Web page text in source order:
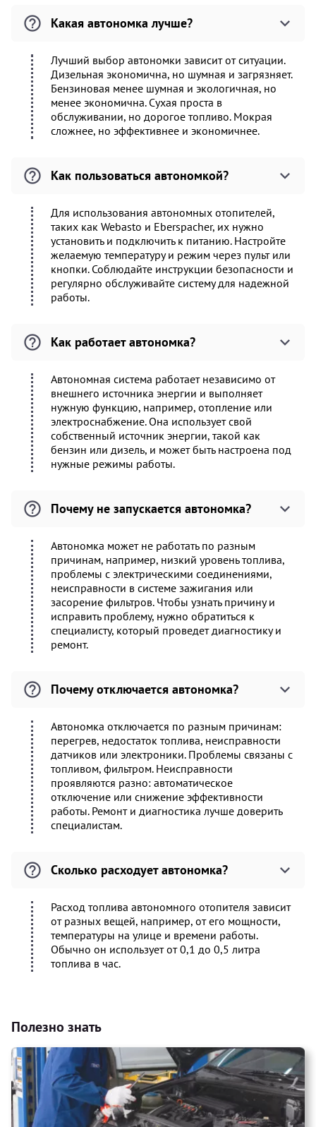
Какая автономка лучше?
Лучший выбор автономки зависит от ситуации.
Дизельная экономична, но шумная и загрязняет.
Бензиновая менее шумная и экологичная, но
менее экономична. Сухая проста в
обслуживании, но дорогое топливо. Мокрая
сложнее, но эффективнее и экономичнее.
Как пользоваться автономкой?
Для использования автономных отопителей,
таких как Webasto и Eberspacher, их нужно
установить и подключить к питанию. Настройте
желаемую температуру и режим через пульт или
кнопки. Соблюдайте инструкции безопасности и
регулярно обслуживайте систему для надежной
работы.
Как работает автономка?
Автономная система работает независимо от
внешнего источника энергии и выполняет
нужную функцию, например, отопление или
электроснабжение. Она использует свой
собственный источник энергии, такой как
бензин или дизель, и может быть настроена под
нужные режимы работы.
Почему не запускается автономка?
Автономка может не работать по разным
причинам, например, низкий уровень топлива,
проблемы с электрическими соединениями,
неисправности в системе зажигания или
засорение фильтров. Чтобы узнать причину и
исправить проблему, нужно обратиться к
специалисту, который проведет диагностику и
ремонт.
Почему отключается автономка?
Автономка отключается по разным причинам:
перегрев, недостаток топлива, неисправности
датчиков или электроники. Проблемы связаны с
топливом, фильтром. Неисправности
проявляются разно: автоматическое
отключение или снижение эффективности
работы. Ремонт и диагностика лучше доверить
специалистам.
Сколько расходует автономка?
Расход топлива автономного отопителя зависит
от разных вещей, например, от его мощности,
температуры на улице и времени работы.
Обычно он использует от 0,1 до 0,5 литра
топлива в час.
Полезно знать